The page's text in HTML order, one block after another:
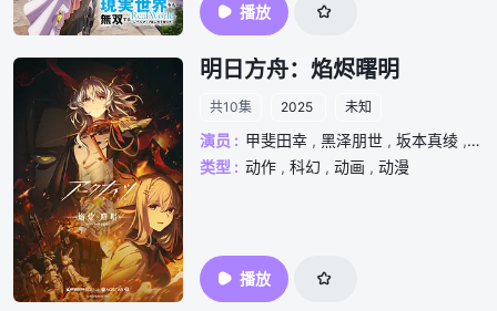
播放
明日方舟：焰烬曙明
共10集 2025 未知
演员 : 甲斐田幸 , 黑泽朋世 , 坂本真绫 , 石
类型 : 动作 , 科幻 , 动画 , 动漫
播放